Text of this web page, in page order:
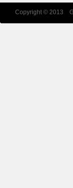
Copyright © 2013